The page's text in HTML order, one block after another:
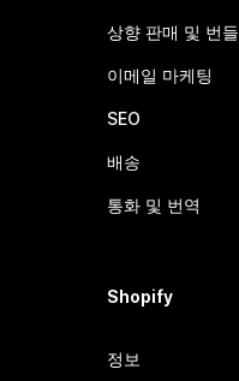
상향 판매 및 번들
이메일 마케팅
SEO
배송
통화 및 번역
Shopify
정보